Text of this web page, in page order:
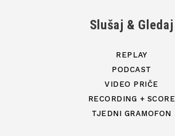
Slušaj & Gledaj
REPLAY
PODCAST
VIDEO PRIČE
RECORDING + SCORE
TJEDNI GRAMOFON